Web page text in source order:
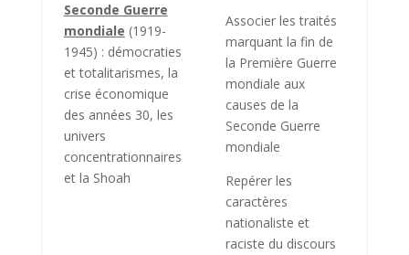
Seconde Guerre
mondiale (1919-
1945) : démocraties
et totalitarismes, la
crise économique
des années 30, les
univers
concentrationnaires
et la Shoah
Associer les traités
marquant la fin de
la Première Guerre
mondiale aux
causes de la
Seconde Guerre
mondiale
Repérer les
caractères
nationaliste et
raciste du discours